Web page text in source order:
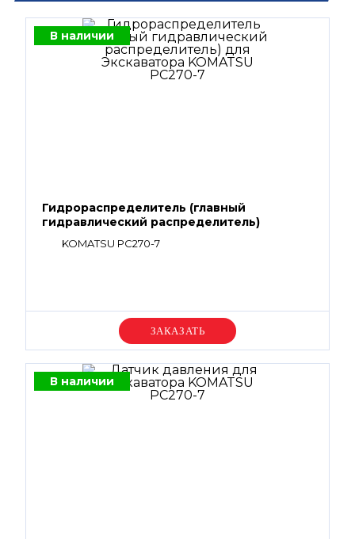
В наличии
Гидрораспределитель (главный
гидравлический распределитель)
KOMATSU PC270-7
Уточняйте цену
В наличии